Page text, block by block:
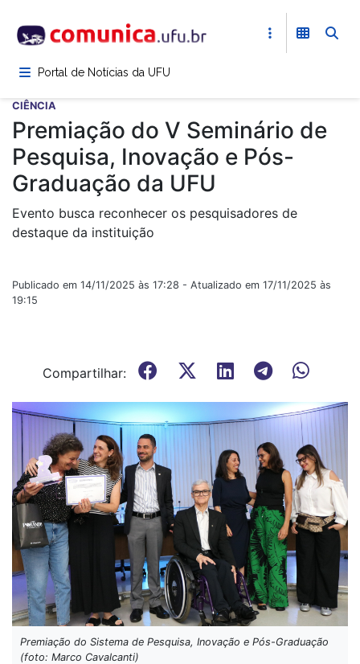
para
conteúdoPortal de Notícias da UFU
CIÊNCIA
Premiação do V Seminário de
Pesquisa, Inovação e Pós-
Graduação da UFU
Evento busca reconhecer os pesquisadores de
destaque da instituição
Publicado em 14/11/2025 às 17:28 - Atualizado em 17/11/2025 às
19:15
Compartilhar:
Premiação do Sistema de Pesquisa, Inovação e Pós-Graduação
(foto: Marco Cavalcanti)